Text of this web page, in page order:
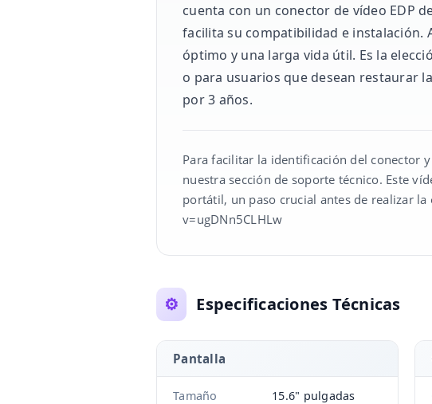
cuenta con un conector de vídeo EDP
facilita su compatibilidad e
óptimo y una larga vida útil. Es la
o para usuarios que desean restaurar
por 3 años.
Para facilitar la identificación del conector
nuestra sección de soporte técnico. Este
portátil, un paso crucial antes de realizar
v=ugDNn5CLHLw
⚙️ Especificaciones Técnicas
Pantalla
Tamaño 15.6" pulgadas